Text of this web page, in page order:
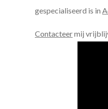
gespecialiseerd is in
Contacteermij